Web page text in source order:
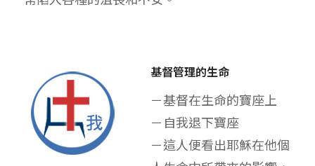
基督管理的生命
－基督在生命的寶座上
－自我退下寶座
－這人便看出耶穌在他個